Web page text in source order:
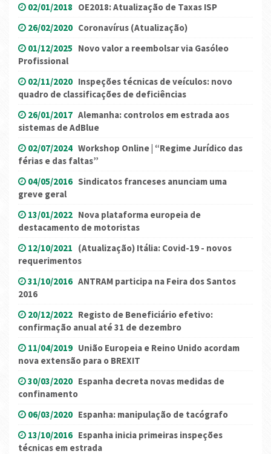
02/01/2018 OE2018: Atualização de Taxas ISP
26/02/2020 Coronavírus (Atualização)
01/12/2025 Novo valor a reembolsar via Gasóleo
Profissional
02/11/2020 Inspeções técnicas de veículos: novo
quadro de classificações de deficiências
26/01/2017 Alemanha: controlos em estrada aos
sistemas de AdBlue
02/07/2024 Workshop Online | “Regime Jurídico das
férias e das faltas”
04/05/2016 Sindicatos franceses anunciam uma
greve geral
13/01/2022 Nova plataforma europeia de
destacamento de motoristas
12/10/2021 (Atualização) Itália: Covid-19 - novos
requerimentos
31/10/2016 ANTRAM participa na Feira dos Santos
2016
20/12/2022 Registo de Beneficiário efetivo:
confirmação anual até 31 de dezembro
11/04/2019 União Europeia e Reino Unido acordam
nova extensão para o BREXIT
30/03/2020 Espanha decreta novas medidas de
confinamento
06/03/2020 Espanha: manipulação de tacógrafo
13/10/2016 Espanha inicia primeiras inspeções
técnicas em estrada